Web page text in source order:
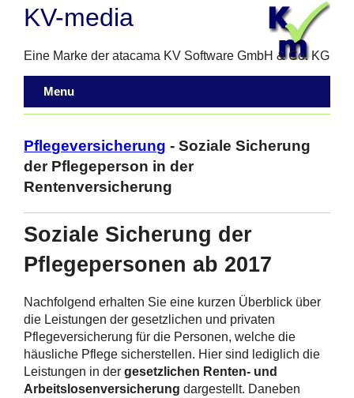
KV-media
Eine Marke der atacama KV Software GmbH & Co. KG
Menu
Pflegeversicherung - Soziale Sicherung
der Pflegeperson in der
Rentenversicherung
Soziale Sicherung der
Pflegepersonen ab 2017
Nachfolgend erhalten Sie eine kurzen Überblick über
die Leistungen der gesetzlichen und privaten
Pflegeversicherung für die Personen, welche die
häusliche Pflege sicherstellen. Hier sind lediglich die
Leistungen in dergesetzlichen Renten- und
Arbeitslosenversicherung dargestellt. Daneben